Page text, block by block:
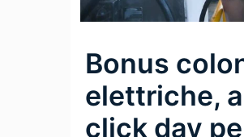
Bonus
elettriche,
click day